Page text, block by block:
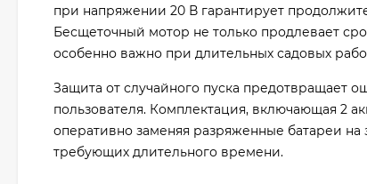
при напряжении 20 В гарантирует
Бесщеточный мотор не только продлевает
особенно важно при длительных садовых
Защита от случайного пуска предотвращает
пользователя. Комплектация, включающая 2
оперативно заменяя разряженные батареи
требующих длительного времени.